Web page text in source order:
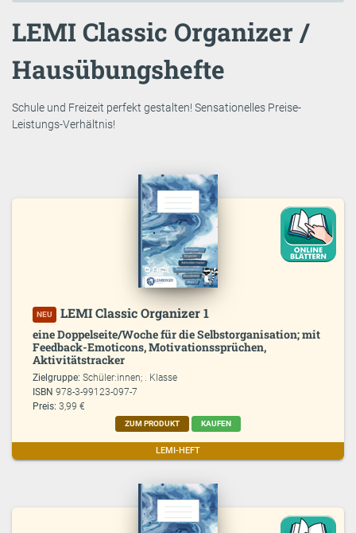
LEMI Classic Organizer /
Hausübungshefte
Schule und Freizeit perfekt gestalten! Sensationelles Preise-
Leistungs-Verhältnis!
NEU LEMI Classic Organizer 1
eine Doppelseite/Woche für die Selbstorganisation; mit
Feedback-Emoticons, Motivationssprüchen,
Aktivitätstracker
Zielgruppe:Schüler:innen; . Klasse
ISBN978-3-99123-097-7
Preis: 3,99 €
ZUM PRODUKT KAUFEN
LEMI-HEFT